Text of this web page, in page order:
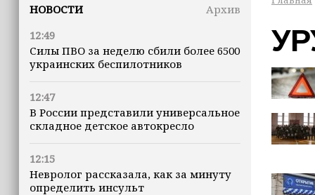
НОВОСТИ
Архив
12:49
Силы ПВО за неделю сбили более 6500
украинских беспилотников
12:47
В России представили универсальное
складное детское автокресло
12:15
Невролог рассказала, как за минуту
определить инсульт